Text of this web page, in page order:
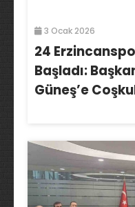
3 Ocak 2026
24
Başladı:
Güneş’e